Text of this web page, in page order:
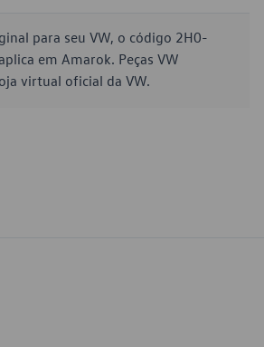
para seu VW, o código 2H0-
em Amarok. Peças VW
virtual oficial da VW.